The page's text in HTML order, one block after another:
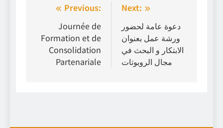
Navigation
l’article
Previous:
Journée de
Formation et de
Consolidation
Partenariale
Next:
دعوة عامة لحضور
ورشة عمل بعنوان
الابتكار و البحث في
مجال الروبوتات